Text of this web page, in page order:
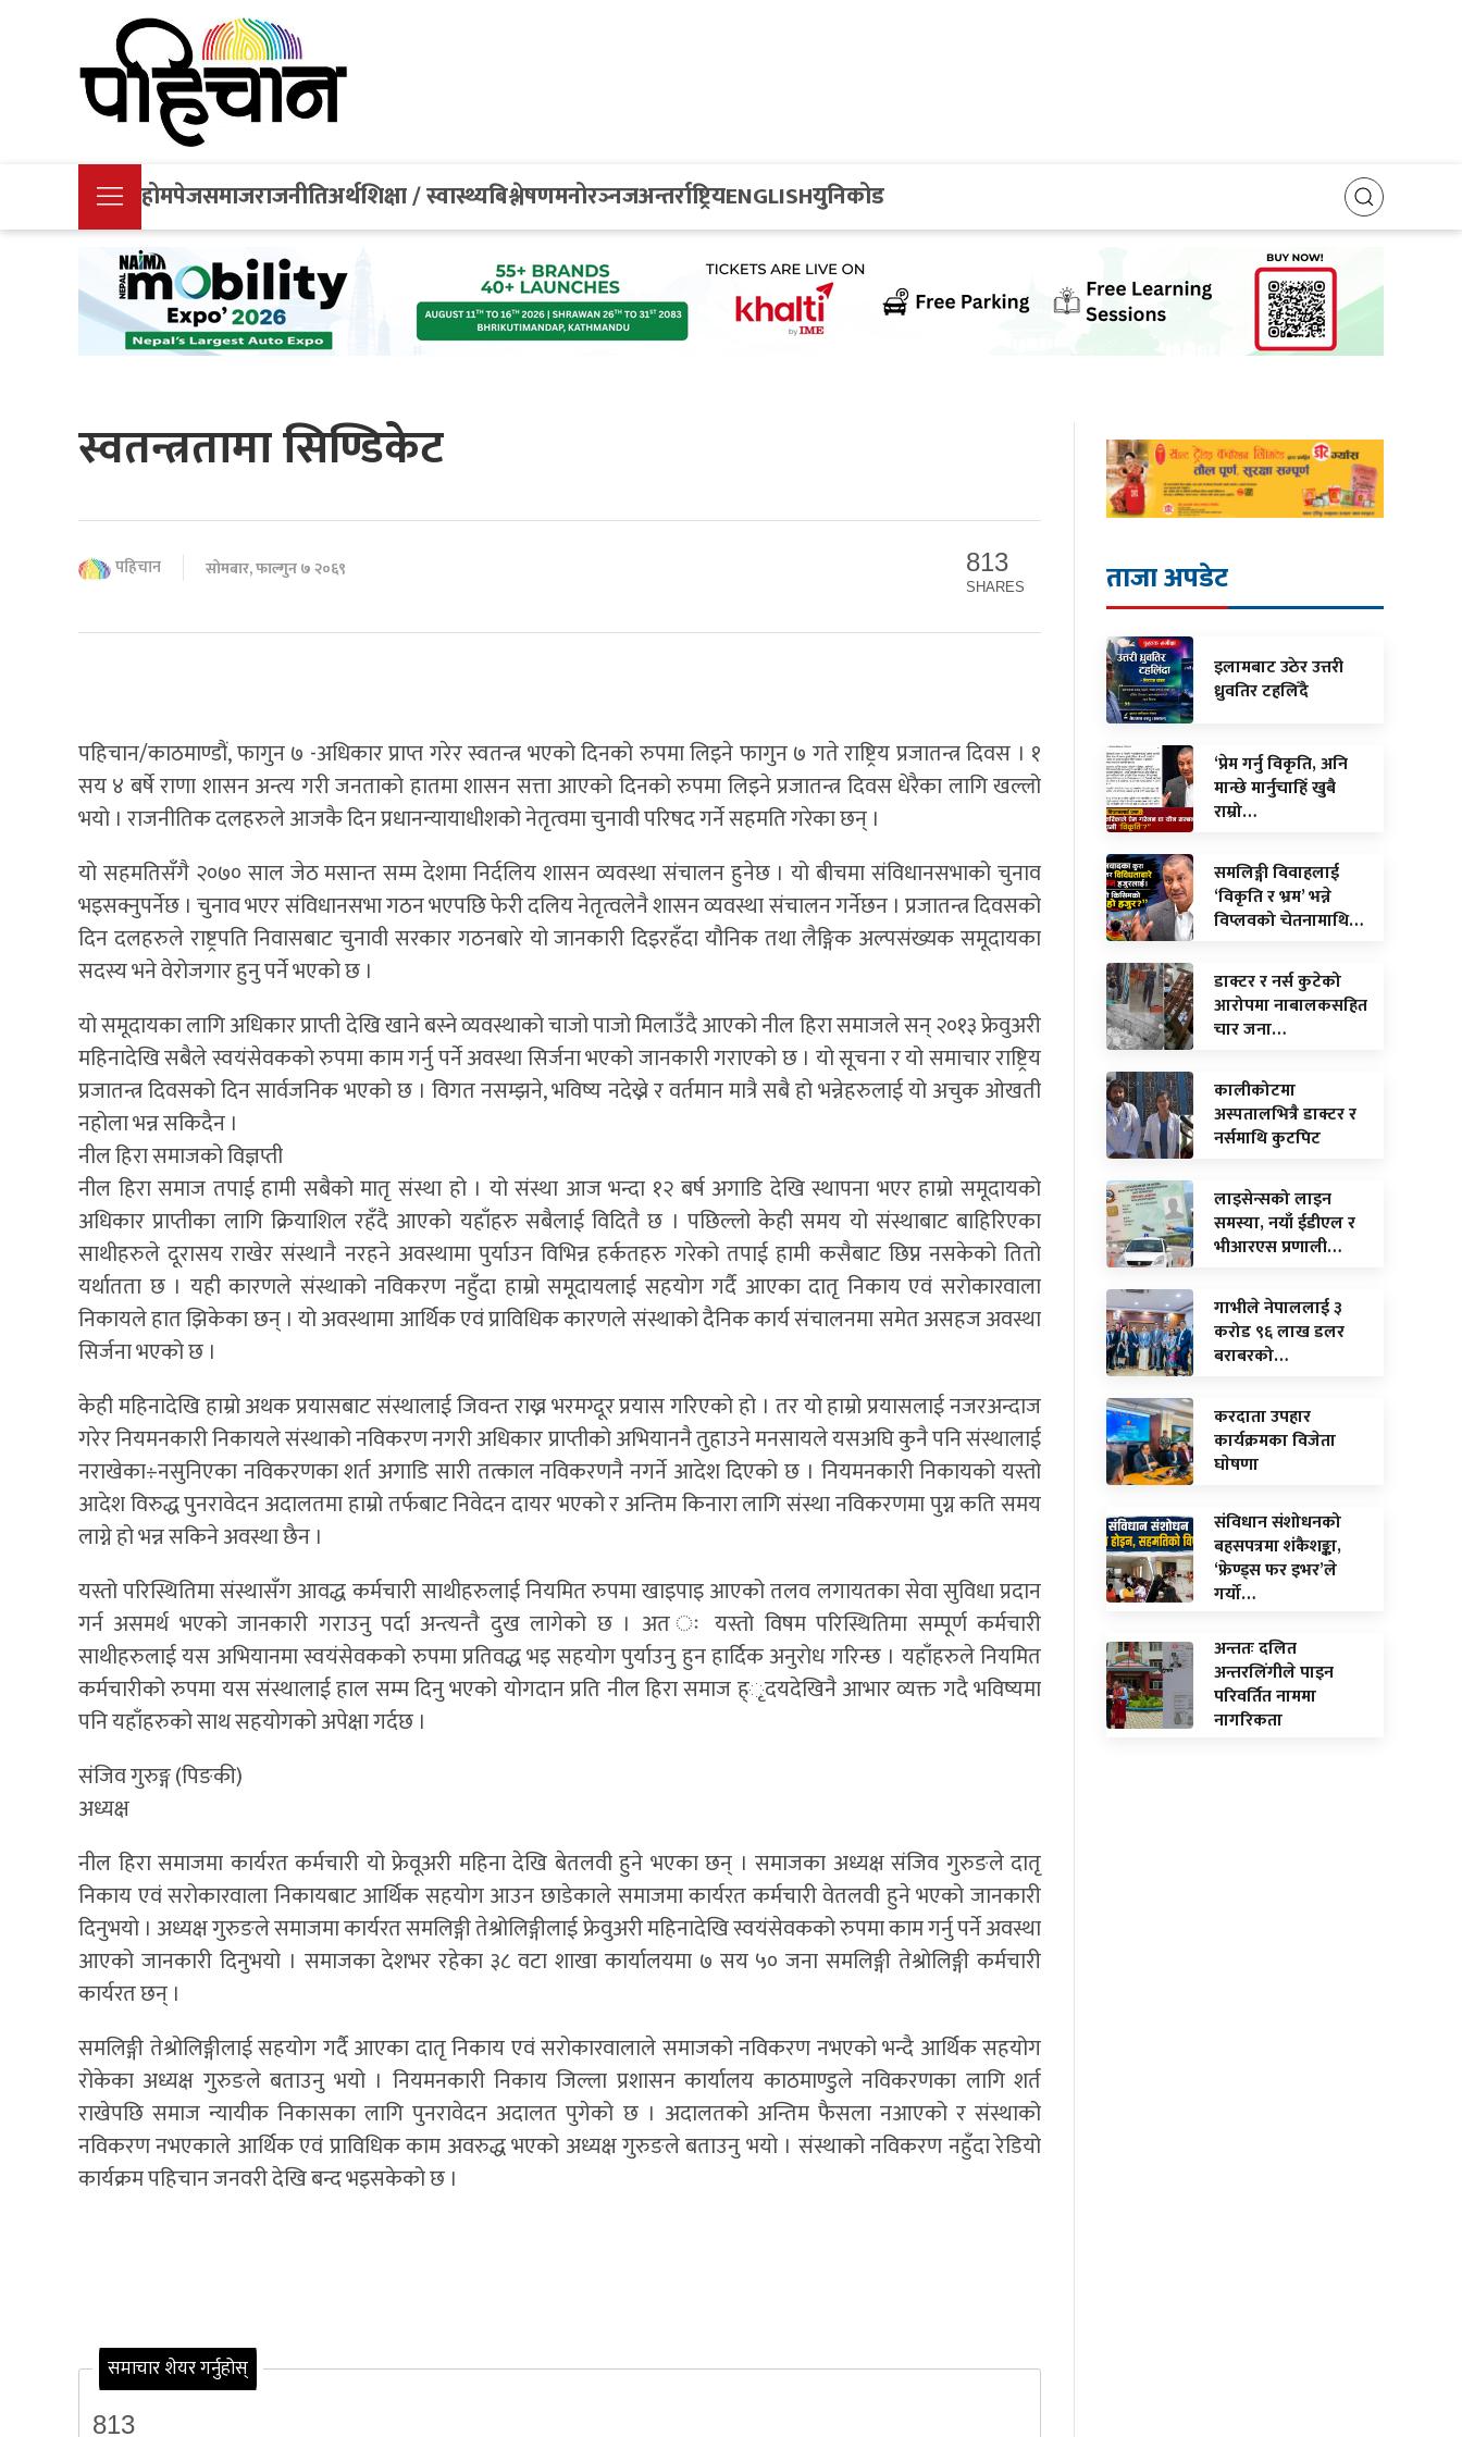
होमपेजसमाजराजनीतिअर्थशिक्षा / स्वास्थ्यबिश्लेषणमनोरञ्नजअन्तर्राष्ट्रियENGLISHयुनिकोड
स्वतन्त्रतामा सिण्डिकेट
पहिचान सोमबार, फाल्गुन ७ २०६९ 813
SHARES
पहिचान/काठमाण्डौं, फागुन ७ -अधिकार प्राप्त गरेर स्वतन्त्र भएको दिनको रुपमा लिइने फागुन ७ गते राष्ट्रिय प्रजातन्त्र दिवस । १
सय ४ बर्षे राणा शासन अन्त्य गरी जनताको हातमा शासन सत्ता आएको दिनको रुपमा लिइने प्रजातन्त्र दिवस धेरैका लागि खल्लो
भयो । राजनीतिक दलहरुले आजकै दिन प्रधानन्यायाधीशको नेतृत्वमा चुनावी परिषद गर्ने सहमति गरेका छन् ।
यो सहमतिसँगै २०७० साल जेठ मसान्त सम्म देशमा निर्दलिय शासन व्यवस्था संचालन हुनेछ । यो बीचमा संविधानसभाको चुनाव
भइसक्नुपर्नेछ । चुनाव भएर संविधानसभा गठन भएपछि फेरी दलिय नेतृत्वलेनै शासन व्यवस्था संचालन गर्नेछन । प्रजातन्त्र दिवसको
दिन दलहरुले राष्ट्रपति निवासबाट चुनावी सरकार गठनबारे यो जानकारी दिइरहँदा यौनिक तथा लैङ्गिक अल्पसंख्यक समूदायका
सदस्य भने वेरोजगार हुनु पर्ने भएको छ ।
यो समूदायका लागि अधिकार प्राप्ती देखि खाने बस्ने व्यवस्थाको चाजो पाजो मिलाउँदै आएको नील हिरा समाजले सन् २०१३ फ्रेवुअरी
महिनादेखि सबैले स्वयंसेवकको रुपमा काम गर्नु पर्ने अवस्था सिर्जना भएको जानकारी गराएको छ । यो सूचना र यो समाचार राष्ट्रिय
प्रजातन्त्र दिवसको दिन सार्वजनिक भएको छ । विगत नसम्झने, भविष्य नदेख्ने र वर्तमान मात्रै सबै हो भन्नेहरुलाई यो अचुक ओखती
नहोला भन्न सकिदैन ।
नील हिरा समाजको विज्ञप्ती
नील हिरा समाज तपाई हामी सबैको मातृ संस्था हो । यो संस्था आज भन्दा १२ बर्ष अगाडि देखि स्थापना भएर हाम्रो समूदायको
अधिकार प्राप्तीका लागि क्रियाशिल रहँदै आएको यहाँहरु सबैलाई विदितै छ । पछिल्लो केही समय यो संस्थाबाट बाहिरिएका
साथीहरुले दूरासय राखेर संस्थानै नरहने अवस्थामा पुर्याउन विभिन्न हर्कतहरु गरेको तपाई हामी कसैबाट छिप्न नसकेको तितो
यर्थातता छ । यही कारणले संस्थाको नविकरण नहुँदा हाम्रो समूदायलाई सहयोग गर्दै आएका दातृ निकाय एवं सरोकारवाला
निकायले हात झिकेका छन् । यो अवस्थामा आर्थिक एवं प्राविधिक कारणले संस्थाको दैनिक कार्य संचालनमा समेत असहज अवस्था
सिर्जना भएको छ ।
केही महिनादेखि हाम्रो अथक प्रयासबाट संस्थालाई जिवन्त राख्न भरमग्दूर प्रयास गरिएको हो । तर यो हाम्रो प्रयासलाई नजरअन्दाज
गरेर नियमनकारी निकायले संस्थाको नविकरण नगरी अधिकार प्राप्तीको अभियाननै तुहाउने मनसायले यसअघि कुनै पनि संस्थालाई
नराखेका÷नसुनिएका नविकरणका शर्त अगाडि सारी तत्काल नविकरणनै नगर्ने आदेश दिएको छ । नियमनकारी निकायको यस्तो
आदेश विरुद्ध पुनरावेदन अदालतमा हाम्रो तर्फबाट निवेदन दायर भएको र अन्तिम किनारा लागि संस्था नविकरणमा पुग्न कति समय
लाग्ने हो भन्न सकिने अवस्था छैन ।
यस्तो परिस्थितिमा संस्थासँग आवद्ध कर्मचारी साथीहरुलाई नियमित रुपमा खाइपाइ आएको तलव लगायतका सेवा सुविधा प्रदान
गर्न असमर्थ भएको जानकारी गराउनु पर्दा अन्त्यन्तै दुख लागेको छ । अत ः यस्तो विषम परिस्थितिमा सम्पूर्ण कर्मचारी
साथीहरुलाई यस अभियानमा स्वयंसेवकको रुपमा प्रतिवद्ध भइ सहयोग पुर्याउनु हुन हार्दिक अनुरोध गरिन्छ । यहाँहरुले नियमित
कर्मचारीको रुपमा यस संस्थालाई हाल सम्म दिनु भएको योगदान प्रति नील हिरा समाज ह्ृदयदेखिनै आभार व्यक्त गदै भविष्यमा
पनि यहाँहरुको साथ सहयोगको अपेक्षा गर्दछ ।
संजिव गुरुङ्ग (पिङकी)
अध्यक्ष
नील हिरा समाजमा कार्यरत कर्मचारी यो फ्रेवूअरी महिना देखि बेतलवी हुने भएका छन् । समाजका अध्यक्ष संजिव गुरुङले दातृ
निकाय एवं सरोकारवाला निकायबाट आर्थिक सहयोग आउन छाडेकाले समाजमा कार्यरत कर्मचारी वेतलवी हुने भएको जानकारी
दिनुभयो । अध्यक्ष गुरुङले समाजमा कार्यरत समलिङ्गी तेश्रोलिङ्गीलाई फ्रेवुअरी महिनादेखि स्वयंसेवकको रुपमा काम गर्नु पर्ने अवस्था
आएको जानकारी दिनुभयो । समाजका देशभर रहेका ३८ वटा शाखा कार्यालयमा ७ सय ५० जना समलिङ्गी तेश्रोलिङ्गी कर्मचारी
कार्यरत छन् ।
समलिङ्गी तेश्रोलिङ्गीलाई सहयोग गर्दै आएका दातृ निकाय एवं सरोकारवालाले समाजको नविकरण नभएको भन्दै आर्थिक सहयोग
रोकेका अध्यक्ष गुरुङले बताउनु भयो । नियमनकारी निकाय जिल्ला प्रशासन कार्यालय काठमाण्डुले नविकरणका लागि शर्त
राखेपछि समाज न्यायीक निकासका लागि पुनरावेदन अदालत पुगेको छ । अदालतको अन्तिम फैसला नआएको र संस्थाको
नविकरण नभएकाले आर्थिक एवं प्राविधिक काम अवरुद्ध भएको अध्यक्ष गुरुङले बताउनु भयो । संस्थाको नविकरण नहुँदा रेडियो
कार्यक्रम पहिचान जनवरी देखि बन्द भइसकेको छ ।
समाचार शेयर गर्नुहोस्
813
ताजा अपडेट
इलामबाट उठेर उत्तरी
ध्रुवतिर टहलिँदै
‘प्रेम गर्नु विकृति, अनि
मान्छे मार्नुचाहिँ खुबै
राम्रो…
समलिङ्गी विवाहलाई
‘विकृति र भ्रम’ भन्ने
विप्लवको चेतनामाथि…
डाक्टर र नर्स कुटेको
आरोपमा नाबालकसहित
चार जना…
कालीकोटमा
अस्पतालभित्रै डाक्टर र
नर्समाथि कुटपिट
लाइसेन्सको लाइन
समस्या, नयाँ ईडीएल र
भीआरएस प्रणाली…
गाभीले नेपाललाई ३
करोड ९६ लाख डलर
बराबरको…
करदाता उपहार
कार्यक्रमका विजेता
घाेषणा
संविधान संशोधनको
बहसपत्रमा शंकैशङ्का,
‘फ्रेण्ड्स फर इभर’ले
गर्यो…
अन्ततः दलित
अन्तरलिंगीले पाइन
परिवर्तित नाममा
नागरिकता